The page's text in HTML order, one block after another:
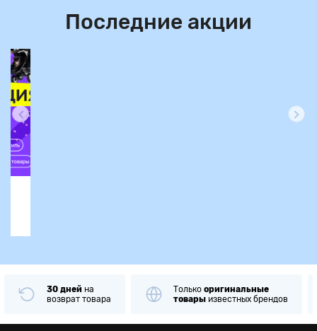
Последние акции
30 дней на
возврат товара
Только оригинальные
товары известных брендов